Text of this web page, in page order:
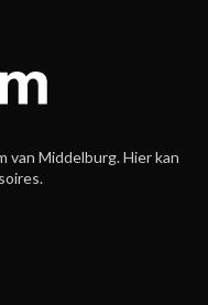
van Middelburg. Hier kan